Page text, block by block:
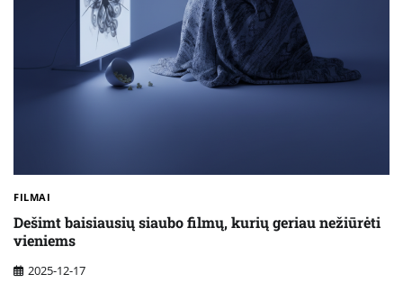
FILMAI
Dešimt baisiausių siaubo filmų, kurių geriau nežiūrėti
vieniems
2025-12-17